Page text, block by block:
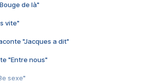
de là"
vite"
"Jacques a dit"
"Entre nous"
sexe"